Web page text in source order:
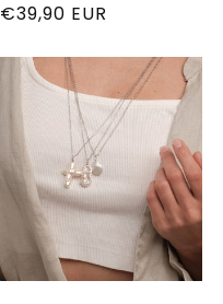
Reguliari
€39,90 EUR